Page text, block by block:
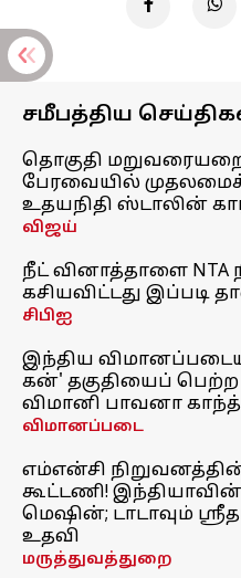
சமீபத்திய
தொகுதி மறுவரையறை
பேரவையில்
உதயநிதி ஸ்டாலின்
விஜய்
நீட் வினாத்தாளை NTA
கசியவிட்டது இப்படி
சிபிஐ
இந்திய
கன்' தகுதியைப்
விமானி பாவனா காந்த்
விமானப்படை
எம்என்சி
கூட்டணி!
மெஷின்; டாடாவும்
உதவி
மருத்துவத்துறை